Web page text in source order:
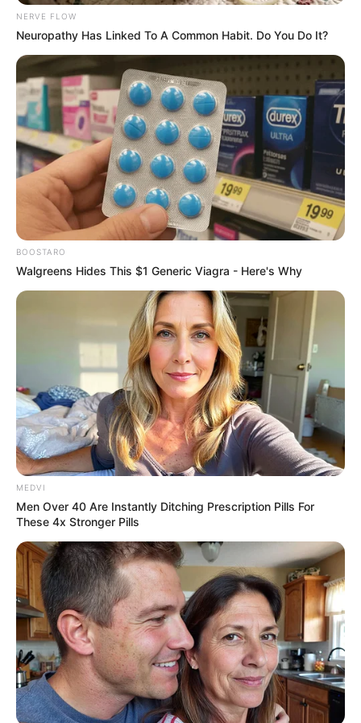
Η επιμέλεια της στήλης γίνεται από την συντακτική ομάδα
Κοινοποίησε άρθρο
Προσθήκη τοnewstok.grστην Google
Ανακαλύψτε περισσότερα άρθρα στα αποτελέσματα
αναζήτησης.
Συναγερμός σήμανε το βράδυ της 27ης Ιουνίου
στην πολιτεία Απούρε της Βενεζουέλας, έπειτα
από ισχυρή έκρηξη που σημειώθηκε σε
νευραλγική εγκατάσταση εξόρυξης πετρελαίου.
Οι πρώτες πληροφορίες από την περιοχή
NERVE FLOW
Neuropathy Has Linked To A Common Habit. Do You Do It?
BOOSTARO
Walgreens Hides This $1 Generic Viagra - Here's Why
MEDVI
Men Over 40 Are Instantly Ditching Prescription Pills For
These 4x Stronger Pills